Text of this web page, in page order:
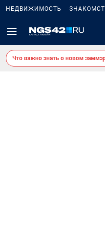
НЕДВИЖИМОСТЬ
Что важно знать о новом